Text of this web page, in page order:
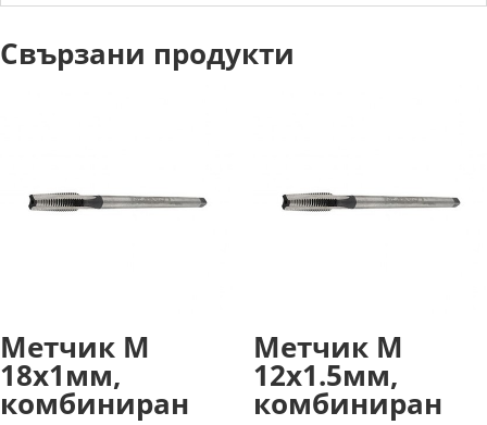
Свързани продукти
Метчик М
18х1мм,
комбиниран
Метчик М
12х1.5мм,
комбиниран